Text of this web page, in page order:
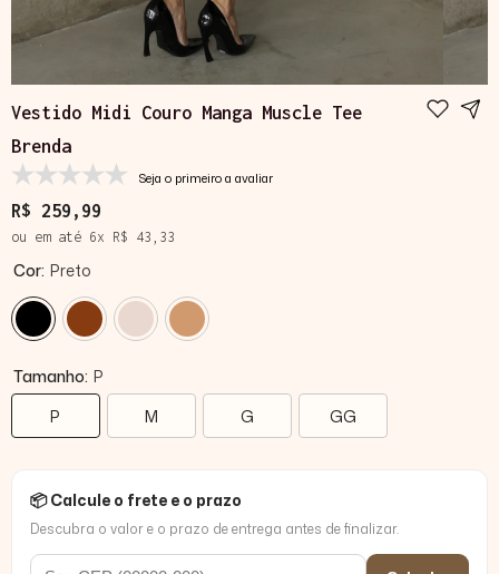
Vestido Midi Couro Manga Muscle Tee
Brenda
Seja o primeiro a avaliar
R$ 259,99
ou em até 6x R$ 43,33
Cor: Preto
Tamanho: P
P
M G GG
📦 Calcule o frete e o prazo
Descubra o valor e o prazo de entrega antes de finalizar.